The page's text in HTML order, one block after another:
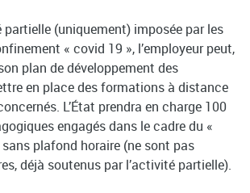
partielle (uniquement) imposée par les
« covid 19 », l’employeur peut,
plan de développement des
en place des formations à distance
L’État prendra en charge 100
engagés dans le cadre du «
sans plafond horaire (ne sont pas
déjà soutenus par l’activité partielle).